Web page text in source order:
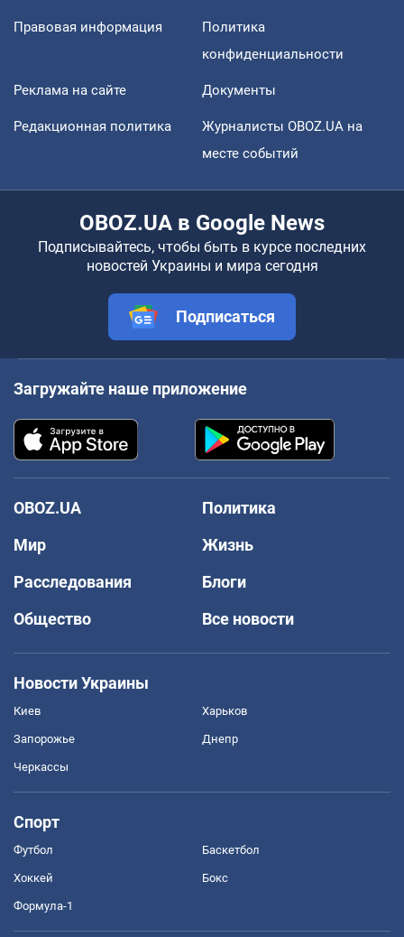
Правовая информация
Политика
конфиденциальности
Реклама на сайте Документы
Редакционная политика
Журналисты OBOZ.UA на
месте событий
OBOZ.UA в Google News
Подписывайтесь, чтобы быть в курсе последних
новостей Украины и мира сегодня
Подписаться
Загружайте наше приложение
OBOZ.UA
Политика
Мир
Жизнь
Расследования
Блоги
Общество
Все новости
Новости Украины
Киев Харьков
Запорожье Днепр
Черкассы
Спорт
Футбол Баскетбол
Хоккей Бокс
Формула-1